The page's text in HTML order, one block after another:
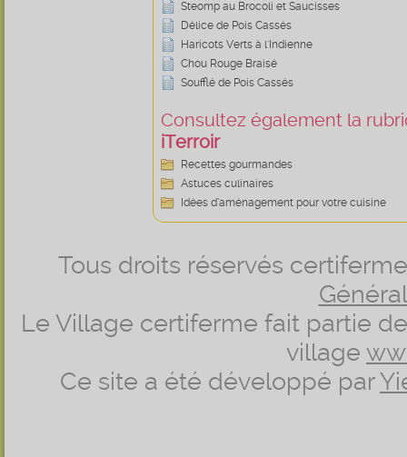
Steomp au Brocoli et Saucisses
Délice de Pois Cassés
Haricots Verts à l'Indienne
Chou Rouge Braisé
Soufflé de Pois Cassés
Consultez également la
iTerroir
Recettes gourmandes
Astuces culinaires
Idées d’aménagement pour votre cuisine
Tous droits réservés
Le Village certiferme fait partie
village
Ce site a été développé par